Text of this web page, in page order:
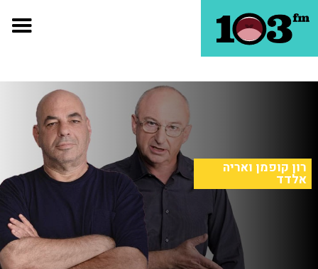
רון קופמן ואריה
אלדד